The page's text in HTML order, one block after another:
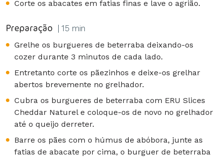
Corte os abacates em fatias finas e lave o agrião.
Preparação | 15 min
Grelhe os burgueres de beterraba deixando-os
cozer durante 3 minutos de cada lado.
Entretanto corte os pãezinhos e deixe-os grelhar
abertos brevemente no grelhador.
Cubra os burgueres de beterraba com ERU Slices
Cheddar Naturel e coloque-os de novo no grelhador
até o queijo derreter.
Barre os pães com o húmus de abóbora, junte as
fatias de abacate por cima, o burguer de beterraba